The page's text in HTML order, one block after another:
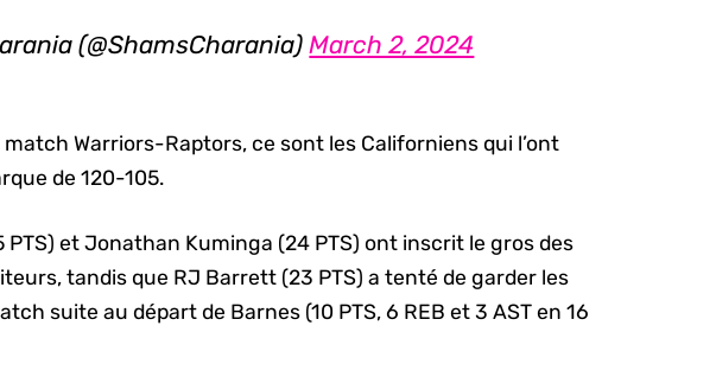
(@ShamsCharania)March 2, 2024
Warriors-Raptors, ce sont les Californiens qui l’ont
de 120-105.
PTS) et Jonathan Kuminga (24 PTS) ont inscrit le gros des
tandis que RJ Barrett (23 PTS) a tenté de garder les
suite au départ de Barnes (10 PTS, 6 REB et 3 AST en 16